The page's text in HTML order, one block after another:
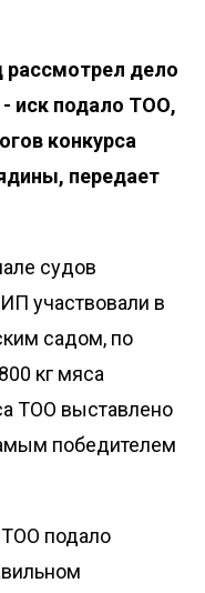
рассмотрел дело
иск подало ТОО,
конкурса
передает
судов
участвовали в
садом, по
кг мяса
ТОО выставлено
победителем
ТОО подало